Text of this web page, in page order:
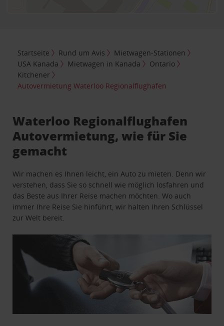
Startseite Rund um Avis
Mietwagen-Stationen
USA Kanada
Mietwagen in Kanada
Ontario
Kitchener
Autovermietung Waterloo Regionalflughafen
Waterloo Regionalflughafen
Autovermietung, wie für Sie
gemacht
Wir machen es Ihnen leicht, ein Auto zu mieten. Denn wir
verstehen, dass Sie so schnell wie möglich losfahren und
das Beste aus Ihrer Reise machen möchten. Wo auch
immer Ihre Reise Sie hinführt, wir halten Ihren Schlüssel
zur Welt bereit.